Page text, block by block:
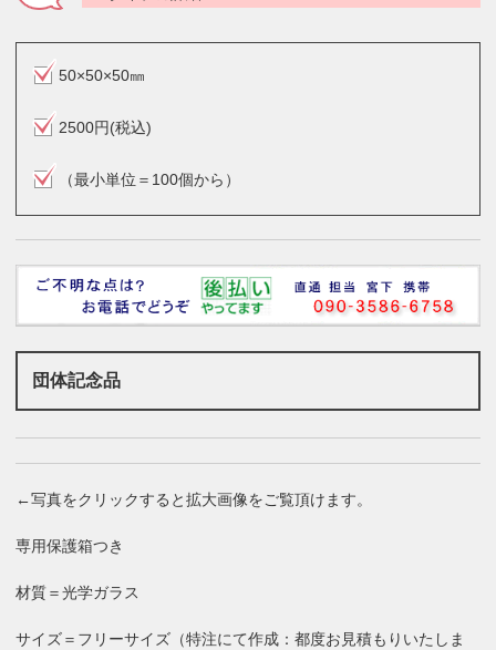
50×50×50㎜
2500円(税込)
（最小単位＝100個から）
団体記念品
←写真をクリックすると拡大画像をご覧頂けます。
専用保護箱つき
材質＝光学ガラス
サイズ＝フリーサイズ（特注にて作成：都度お見積もりいたしま